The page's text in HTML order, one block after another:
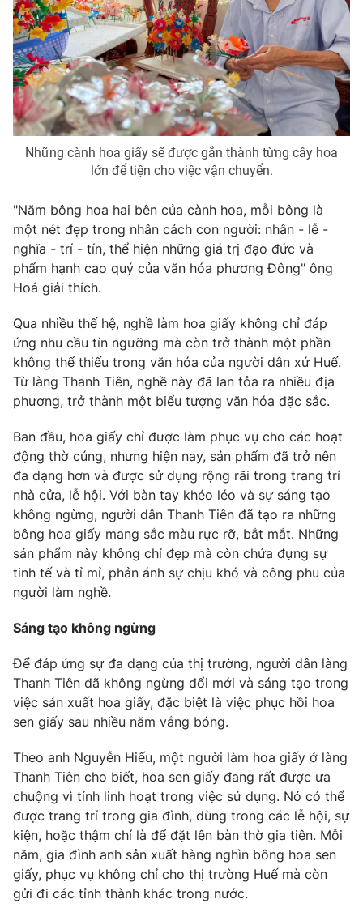
Liên hệ quảng cáo:024-7300.7108
® Cấm sao chép dưới mọi hình thức nếu không có sự chấp
thuận bằng văn bản. Ghi rõ nguồn VTV.vn khi phát hành lại
thông tin từ website này.
Những cành hoa giấy sẽ được gắn thành từng cây hoa
lớn để tiện cho việc vận chuyển.
"Năm bông hoa hai bên của cành hoa, mỗi bông là
một nét đẹp trong nhân cách con người: nhân - lễ -
nghĩa - trí - tín, thể hiện những giá trị đạo đức và
phẩm hạnh cao quý của văn hóa phương Đông" ông
Hoá giải thích.
Qua nhiều thế hệ, nghề làm hoa giấy không chỉ đáp
ứng nhu cầu tín ngưỡng mà còn trở thành một phần
không thể thiếu trong văn hóa của người dân xứ Huế.
Từ làng Thanh Tiên, nghề này đã lan tỏa ra nhiều địa
phương, trở thành một biểu tượng văn hóa đặc sắc.
Ban đầu, hoa giấy chỉ được làm phục vụ cho các hoạt
động thờ cúng, nhưng hiện nay, sản phẩm đã trở nên
đa dạng hơn và được sử dụng rộng rãi trong trang trí
nhà cửa, lễ hội. Với bàn tay khéo léo và sự sáng tạo
không ngừng, người dân Thanh Tiên đã tạo ra những
bông hoa giấy mang sắc màu rực rỡ, bắt mắt. Những
sản phẩm này không chỉ đẹp mà còn chứa đựng sự
tinh tế và tỉ mỉ, phản ánh sự chịu khó và công phu của
người làm nghề.
Sáng tạo không ngừng
Để đáp ứng sự đa dạng của thị trường, người dân làng
Thanh Tiên đã không ngừng đổi mới và sáng tạo trong
việc sản xuất hoa giấy, đặc biệt là việc phục hồi hoa
sen giấy sau nhiều năm vắng bóng.
Theo anh Nguyễn Hiếu, một người làm hoa giấy ở làng
Thanh Tiên cho biết, hoa sen giấy đang rất được ưa
chuộng vì tính linh hoạt trong việc sử dụng. Nó có thể
được trang trí trong gia đình, dùng trong các lễ hội, sự
kiện, hoặc thậm chí là để đặt lên bàn thờ gia tiên. Mỗi
năm, gia đình anh sản xuất hàng nghìn bông hoa sen
giấy, phục vụ không chỉ cho thị trường Huế mà còn
gửi đi các tỉnh thành khác trong nước.